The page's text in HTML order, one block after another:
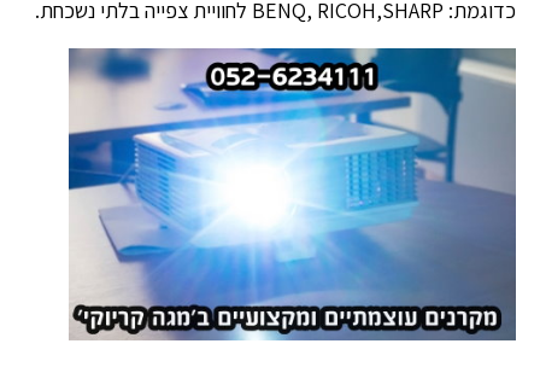
כדוגמת: BENQ, RICOH,SHARP לחוויית צפייה בלתי נשכחת.